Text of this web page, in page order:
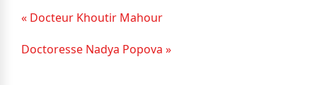
« Docteur Khoutir Mahour
Doctoresse Nadya Popova »